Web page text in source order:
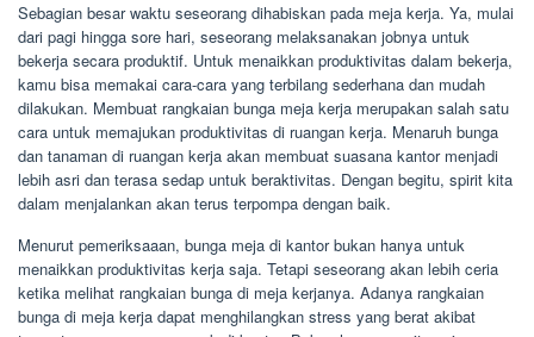
Sebagian besar waktu seseorang dihabiskan pada meja kerja. Ya, mulai
dari pagi hingga sore hari, seseorang melaksanakan jobnya untuk
bekerja secara produktif. Untuk menaikkan produktivitas dalam bekerja,
kamu bisa memakai cara-cara yang terbilang sederhana dan mudah
dilakukan. Membuat rangkaian bunga meja kerja merupakan salah satu
cara untuk memajukan produktivitas di ruangan kerja. Menaruh bunga
dan tanaman di ruangan kerja akan membuat suasana kantor menjadi
lebih asri dan terasa sedap untuk beraktivitas. Dengan begitu, spirit kita
dalam menjalankan akan terus terpompa dengan baik.
Menurut pemeriksaaan, bunga meja di kantor bukan hanya untuk
menaikkan produktivitas kerja saja. Tetapi seseorang akan lebih ceria
ketika melihat rangkaian bunga di meja kerjanya. Adanya rangkaian
bunga di meja kerja dapat menghilangkan stress yang berat akibat